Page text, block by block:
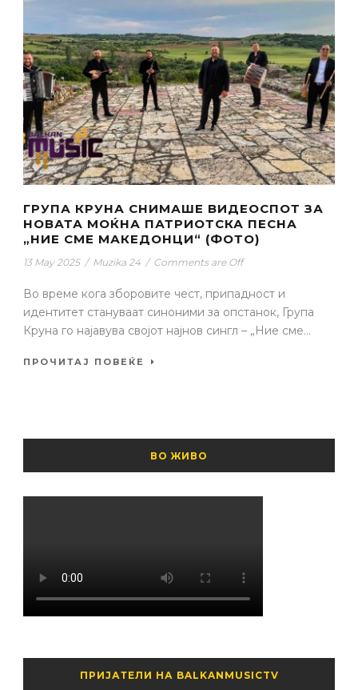
ГРУПА КРУНА СНИМАШЕ ВИДЕОСПОТ ЗА
НОВАТА МОЌНА ПАТРИОТСКА ПЕСНА
„НИЕ СМЕ МАКЕДОНЦИ“ (ФОТО)
13 May 2025 / Muzika 24 / Comments are Off
Во време кога зборовите чест, припадност и
идентитет стануваат синоними за опстанок, Група
Круна го најавува својот најнов сингл – „Ние сме...
ПРОЧИТАЈ ПОВЕЌЕ
ВО ЖИВО
ПРИЈАТЕЛИ НА BALKANMUSICTV